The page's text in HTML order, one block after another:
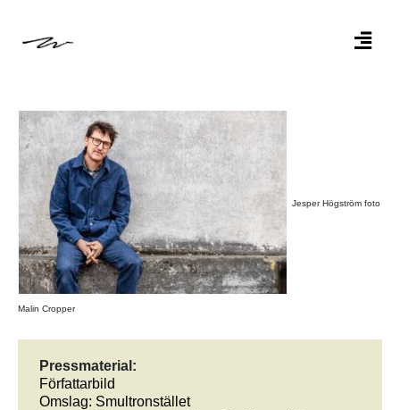
Jesper Högström foto
Malin Cropper
Pressmaterial:
Författarbild
Omslag: Smultronstället